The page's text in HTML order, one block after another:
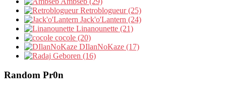
Retroblogueur (25)
Jack'o'Lantern (24)
Linanounette (21)
cocole (20)
DIlanNoKaze (17)
Geboren (16)
Random Pr0n